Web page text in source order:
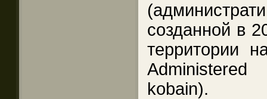
созданной в
территории
kobain).